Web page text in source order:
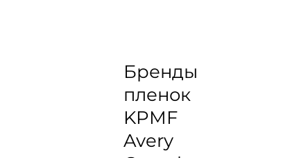
Бренды
пленок
KPMF
Avery